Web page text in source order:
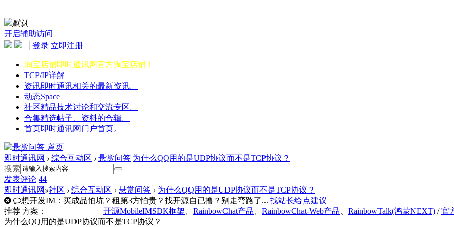
默认
开启辅助访问
登录 立即注册
淘宝店铺即时通讯网官方淘宝店铺！
TCP/IP详解
资讯即时通讯相关的最新资讯。
动态Space
社区精品技术讨论和交流专区。
合集精选帖子、资料的合辑。
首页即时通讯网门户首页。
首页
即时通讯网 › 综合互动区 › 悬赏问答 为什么QQ用的是UDP协议而不是TCP协议？
搜索
发表评论 44
即时通讯网 »社区 › 综合互动区 › 悬赏问答 › 为什么QQ用的是UDP协议而不是TCP协议？
想开发IM：买成品怕坑？租第3方怕贵？找开源自已撸？别走弯路了... 找站长给点建议
推荐 方案： 开源MobileIMSDK框架 RainbowChat产品 RainbowChat-Web产品 RainbowTalk(鸿蒙NEXT) / 官
为什么QQ用的是UDP协议而不是TCP协议？